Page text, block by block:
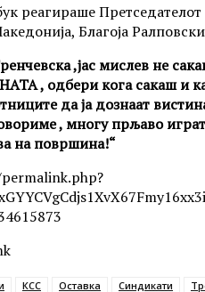
реагираше
Благоја
,јас мислев не
, одбери кога сакаш и
да ја дознаат
, многу прљаво
на површина!“
КСС Оставка Синдикати